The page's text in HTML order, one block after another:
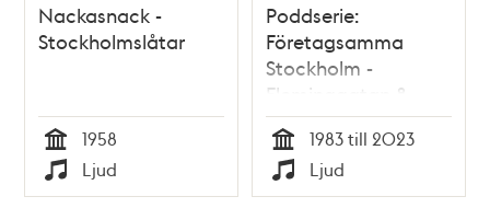
Nackasnack -
Stockholmslåtar
Tid
1958
Typ
Ljud
Poddserie:
Företagsamma
Stockholm -
Fleminggatan 8,
Alfa Laval
Tid
1983 till 2023
Typ
Ljud